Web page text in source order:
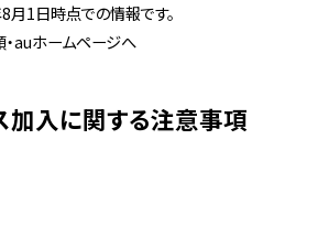
8月1日時点での情報です。
・auホームページへ
入に関する注意事項